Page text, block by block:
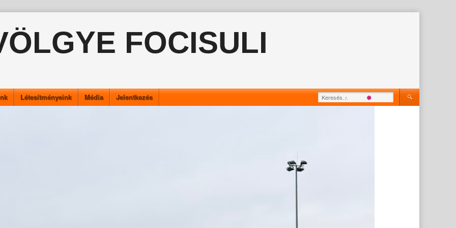
FOCISULI
Létesítményeink Média Jelentkezés Keresés: